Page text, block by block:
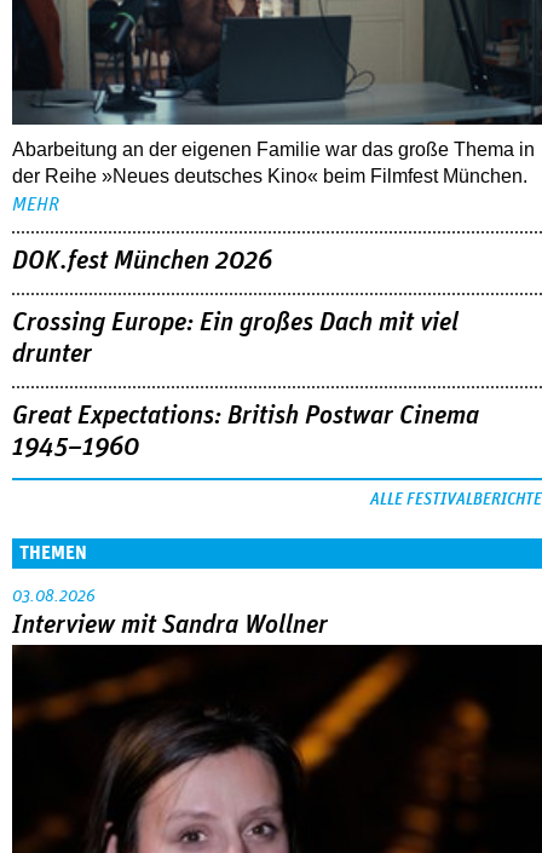
Abarbeitung an der eigenen Familie war das große Thema in
der Reihe »Neues deutsches Kino« beim Filmfest München.
MEHR
DOK.fest München 2026
Crossing Europe: Ein großes Dach mit viel
drunter
Great Expectations: British Postwar Cinema
1945–1960
ALLE FESTIVALBERICHTE
THEMEN
03.08.2026
Interview mit Sandra Wollner